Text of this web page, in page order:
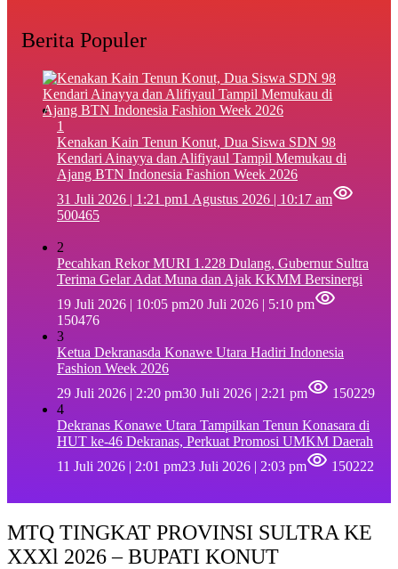
Berita Populer
1
‎Kenakan Kain Tenun Konut, Dua Siswa SDN 98
Kendari Ainayya dan Alifiyaul Tampil Memukau di
Ajang BTN Indonesia Fashion Week 2026
31 Juli 2026 | 1:21 pm1 Agustus 2026 | 10:17 am
500465
2
Pecahkan Rekor MURI 1.228 Dulang, Gubernur Sultra
Terima Gelar Adat Muna dan Ajak KKMM Bersinergi
19 Juli 2026 | 10:05 pm20 Juli 2026 | 5:10 pm
150476
3
Ketua Dekranasda Konawe Utara Hadiri Indonesia
Fashion Week 2026
29 Juli 2026 | 2:20 pm30 Juli 2026 | 2:21 pm
150229
4
Dekranas Konawe Utara Tampilkan Tenun Konasara di
HUT ke-46 Dekranas, Perkuat Promosi UMKM Daerah
11 Juli 2026 | 2:01 pm23 Juli 2026 | 2:03 pm 150222
MTQ TINGKAT PROVINSI SULTRA KE
XXXl 2026 – BUPATI KONUT